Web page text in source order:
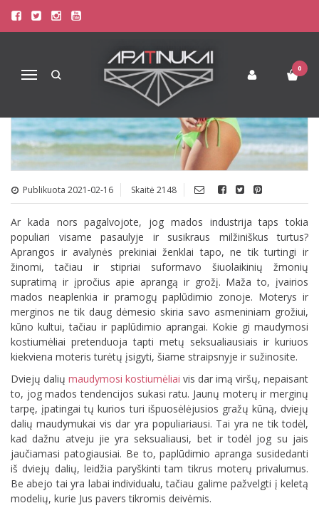
Navigacija
0
SEKSUALIAUSI MAUDYMOSI
KOSTIUMĖLIAI INTERNETU 2021
METAIS
Publikuota 2021-02-16 Skaitė 2148
Ar kada nors pagalvojote, jog mados industrija taps tokia
populiari visame pasaulyje ir susikraus milžiniškus turtus?
Aprangos ir avalynės prekiniai ženklai tapo, ne tik turtingi ir
žinomi, tačiau ir stipriai suformavo šiuolaikinių žmonių
supratimą ir įpročius apie aprangą ir grožį. Maža to, įvairios
mados neaplenkia ir pramogų paplūdimio zonoje. Moterys ir
merginos ne tik daug dėmesio skiria savo asmeniniam grožiui,
kūno kultui, tačiau ir paplūdimio aprangai. Kokie gi maudymosi
kostiumėliai pretenduoja tapti metų seksualiausiais ir kuriuos
kiekviena moteris turėtų įsigyti, šiame straipsnyje ir sužinosite.
Dviejų dalių maudymosi kostiumėliai vis dar imą viršų, nepaisant
to, jog mados tendencijos sukasi ratu. Jaunų moterų ir merginų
tarpę, įpatingai tų kurios turi išpuosėlėjusios gražų kūną, dviejų
dalių maudymukai vis dar yra populiariausi. Tai yra ne tik todėl,
kad dažnu atveju jie yra seksualiausi, bet ir todėl jog su jais
jaučiamasi patogiausiai. Be to, paplūdimio apranga susidedanti
iš dviejų dalių, leidžia paryškinti tam tikrus moterų privalumus.
Be abejo tai yra labai individualu, tačiau galime pažvelgti į keletą
modelių, kurie Jus pavers tikromis deivėmis.